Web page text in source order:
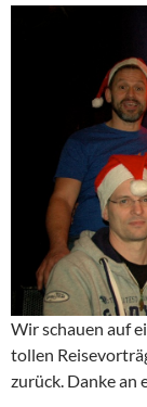
Wir schauen auf
tollen
zurück. Danke an